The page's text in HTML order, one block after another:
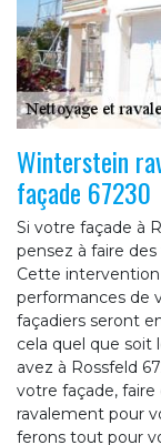
Winterstein
façade 67230
Si votre façade à
pensez à faire
Cette intervention
performances de
façadiers seront
cela quel que soit
avez à Rossfeld
votre façade,
ravalement pour
ferons tout pour